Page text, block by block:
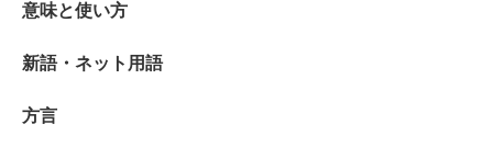
意味と使い方
新語・ネット用語
方言